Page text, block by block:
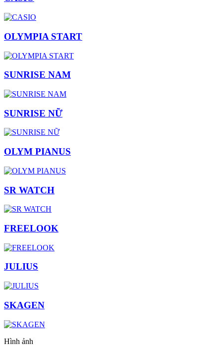
OLYMPIA START
SUNRISE NAM
SUNRISE NỮ
OLYM PIANUS
SR WATCH
FREELOOK
JULIUS
SKAGEN
Hình ảnh